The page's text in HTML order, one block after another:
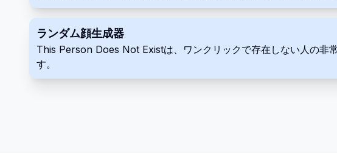
ランダム顔生成器
This Person Does Not Existは、ワンクリックで存在しない人の非
す。